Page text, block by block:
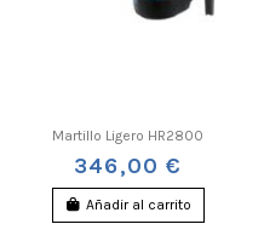
Martillo Ligero HR2800
346,00 €
Añadir al carrito